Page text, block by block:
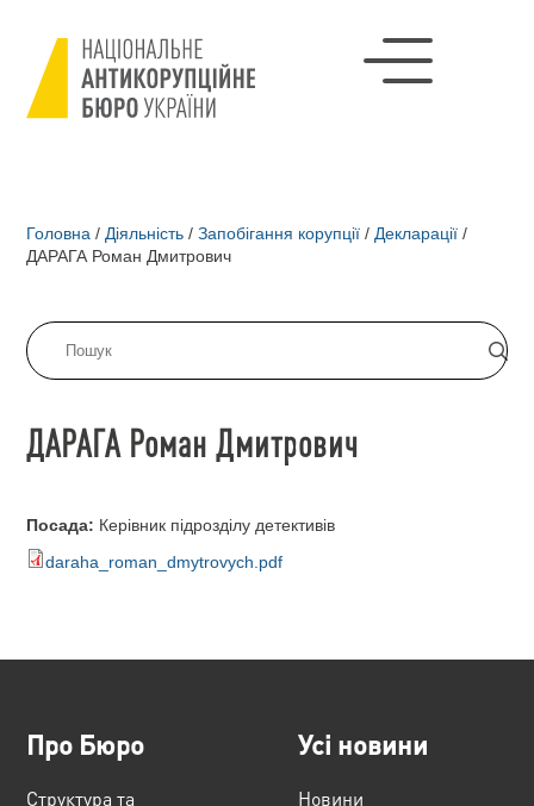
Головна / Діяльність / Запобігання корупції / Декларації /
ДАРАГА Роман Дмитрович
ДАРАГА Роман Дмитрович
Посада: Керівник підрозділу детективів
daraha_roman_dmytrovych.pdf
Про Бюро
Структура та
Усі новини
Новини